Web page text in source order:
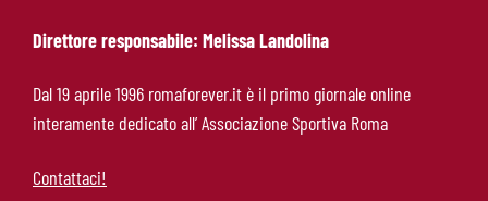
Pellegrini-Roma, rinnovo già impostato: ecco
cosa manca e quando può arrivare la firma
Direttore responsabile: Melissa Landolina
Dal 19 aprile 1996 romaforever.it è il primo giornale online
interamente dedicato all’ Associazione Sportiva Roma
Contattaci!